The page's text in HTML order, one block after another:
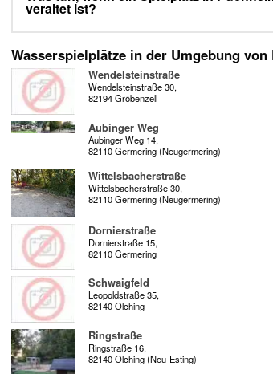
veraltet ist?
Wasserspielplätze in der Umgebung von
Wendelsteinstraße
Wendelsteinstraße 30,
82194 Gröbenzell
Aubinger Weg
Aubinger Weg 14,
82110 Germering (Neugermering)
Wittelsbacherstraße
Wittelsbacherstraße 30,
82110 Germering (Neugermering)
Dornierstraße
Dornierstraße 15,
82110 Germering
Schwaigfeld
Leopoldstraße 35,
82140 Olching
Ringstraße
Ringstraße 16,
82140 Olching (Neu-Esting)